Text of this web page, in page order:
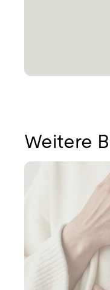
Weitere